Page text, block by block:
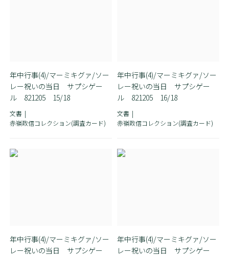
年中行事(4)/マーミキグァ/ソー
レー祝いの当日 サプシゲー
ル 821205 15/18
文書
赤嶺政信コレクション(調査カード)
年中行事(4)/マーミキグァ/ソー
レー祝いの当日 サプシゲー
ル 821205 16/18
文書
赤嶺政信コレクション(調査カード)
年中行事(4)/マーミキグァ/ソー
レー祝いの当日 サプシゲー
年中行事(4)/マーミキグァ/ソー
レー祝いの当日 サプシゲー